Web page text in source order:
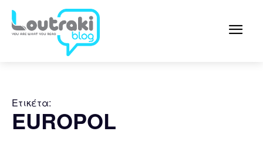
Ετικέτα:
EUROPOL